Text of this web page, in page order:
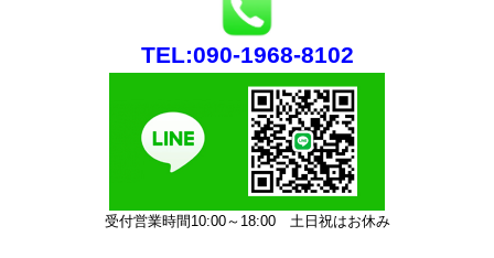
TEL:090-1968-8102
受付営業時間10:00～18:00 土日祝はお休み